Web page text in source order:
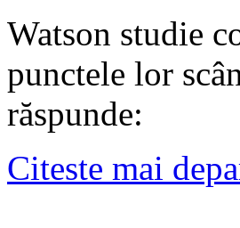
Watson studie
punctele lor
răspunde:
Citeste mai